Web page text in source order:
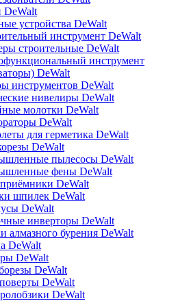
DeWalt
устройства DeWalt
инструмент DeWalt
строительные DeWalt
инструмент
DeWalt
инструментов DeWalt
нивелиры DeWalt
молотки DeWalt
DeWalt
для герметика DeWalt
DeWalt
пылесосы DeWalt
фены DeWalt
DeWalt
шпилек DeWalt
DeWalt
инверторы DeWalt
алмазного бурения DeWalt
DeWalt
DeWalt
DeWalt
DeWalt
DeWalt